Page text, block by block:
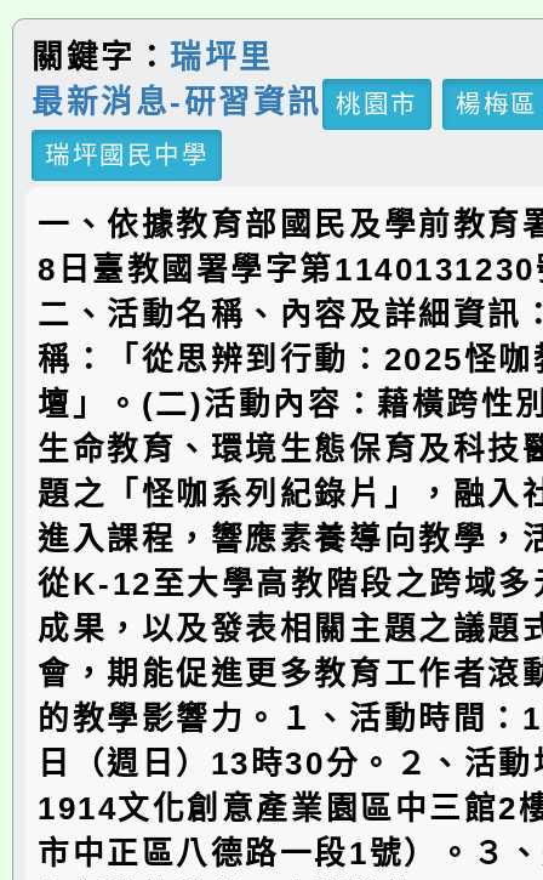
關鍵字： 瑞坪里
最新消息-研習資訊
桃園市
楊梅區
瑞坪國民中學
一、依據教育部國民及學前教育
8日臺教國署學字第1140131230
二、活動名稱、內容及詳細資訊
稱：「從思辨到行動：2025怪咖
壇」。(二)活動內容：藉橫跨性
生命教育、環境生態保育及科技
題之「怪咖系列紀錄片」，融入
進入課程，響應素養導向教學，
從K-12至大學高教階段之跨域多
成果，以及發表相關主題之議題
會，期能促進更多教育工作者滾
的教學影響力。１、活動時間：
日（週日）13時30分。２、活
1914文化創意產業園區中三館2
市中正區八德路一段1號）。３